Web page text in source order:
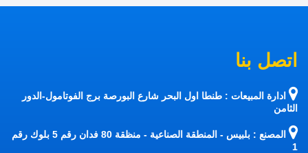
اتصل بنا
ادارة المبيعات : طنطا اول البحر شارع البورصة برج الفوتامول-الدور
الثامن
المصنع : بلبيس - المنطقة الصناعية - منظقة 80 فدان رقم 5 بلوك رقم
1